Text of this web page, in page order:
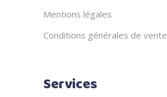
Mentions légales
Conditions générales de vente
Services